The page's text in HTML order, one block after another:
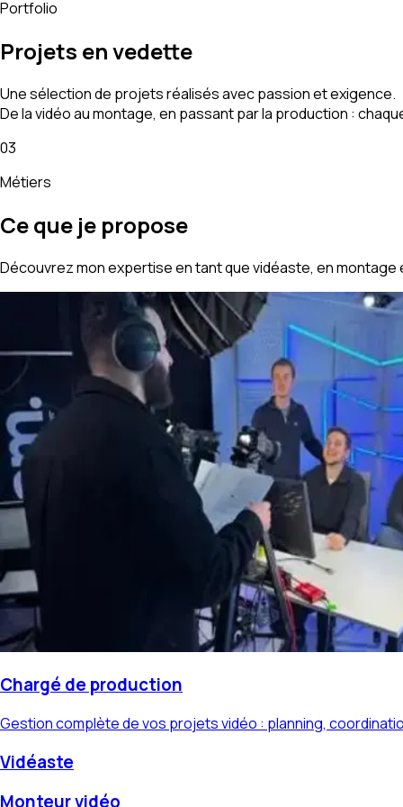
Portfolio
Projets en vedette
Une sélection de projets réalisés avec passion et exigence.
De la vidéo au montage, en passant par la production :
03
Métiers
Ce que je propose
Découvrez mon expertise en tant que vidéaste, en
Chargé de production
Gestion complète de vos projets vidéo : planning,
Vidéaste
Monteur vidéo